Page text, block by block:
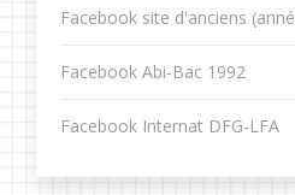
Facebook site d'anciens
Facebook Abi-Bac 1992
Facebook Internat DFG-LFA